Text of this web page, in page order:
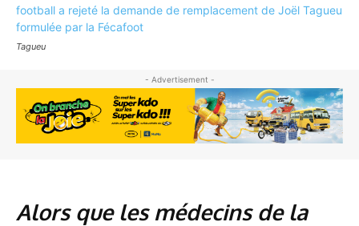
Tagueu
- Advertisement -
Alors que les médecins de la